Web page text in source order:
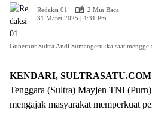
Redaksi 01
2 Min Baca
31 Maret 2025 | 4:31 Pm
Gubernur Sultra Andi Sumangerukka saat
KENDARI, SULTRASATU.COM
Tenggara (Sultra) Mayjen TNI
mengajak masyarakat memperkuat